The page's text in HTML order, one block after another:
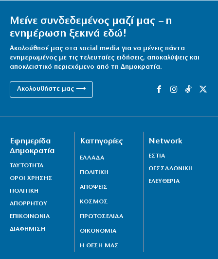
Μείνε συνδεδεμένος μαζί μας – η
ενημέρωση ξεκινά εδώ!
Ακολούθησέ μας στα social media για να μένεις πάντα
ενημερωμένος με τις τελευταίες ειδήσεις, αποκαλύψεις και
αποκλειστικό περιεχόμενο από τη Δημοκρατία.
Ακολουθήστε μας ⟶
Εφημερίδα
Δημοκρατία
ΤΑΥΤΟΤΗΤΑ
ΟΡΟΙ ΧΡΗΣΗΣ
ΠΟΛΙΤΙΚΗ
ΑΠΟΡΡΗΤΟΥ
ΕΠΙΚΟΙΝΩΝΙΑ
ΔΙΑΦΗΜΙΣΗ
Κατηγορίες
ΕΛΛΑΔΑ
ΠΟΛΙΤΙΚΗ
ΑΠΟΨΕΙΣ
ΚΟΣΜΟΣ
ΠΡΩΤΟΣΕΛΙΔΑ
ΟΙΚΟΝΟΜΙΑ
Η ΘΕΣΗ ΜΑΣ
Network
ΕΣΤΙΑ
ΘΕΣΣΑΛΟΝΙΚΗ
ΕΛΕΥΘΕΡΙΑ